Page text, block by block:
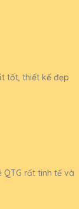
tốt, thiết kế đẹp
QTG rất tinh tế và